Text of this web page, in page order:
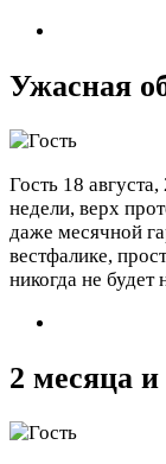
Ужасная
Гость 18
недели, верх
даже месячной
вестфалике,
никогда не будет
2 месяца